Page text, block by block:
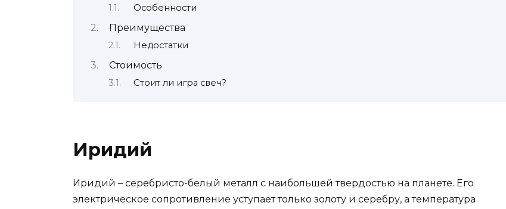
Особенности
Преимущества
Недостатки
Стоимость
Стоит ли игра свеч?
Иридий
Иридий – серебристо-белый металл с наибольшей твердостью на планете. Его
электрическое сопротивление уступает только золоту и серебру, а температура